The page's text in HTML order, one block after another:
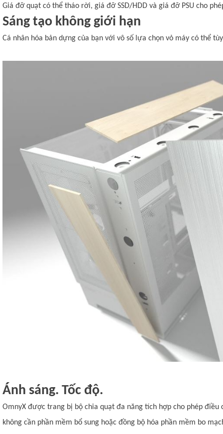
Giá đỡ quạt có thể tháo rời, giá đỡ SSD/HDD và giá đỡ PSU cho
Sáng tạo không giới hạn
Cá nhân hóa bản dựng của bạn với vô số lựa chọn vỏ máy có thể
Ánh sáng. Tốc độ.
OmnyX được trang bị bộ chia quạt đa năng tích hợp cho phép
không cần phần mềm bổ sung hoặc đồng bộ hóa phần mềm bo